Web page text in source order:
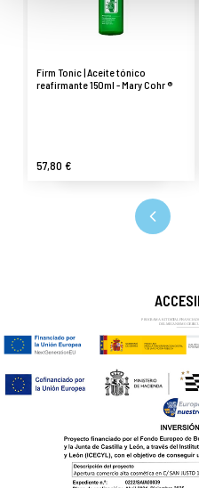
Firm Tonic | Aceite tónico
reafirmante 150ml - Mary Cohr ®
57,80 €